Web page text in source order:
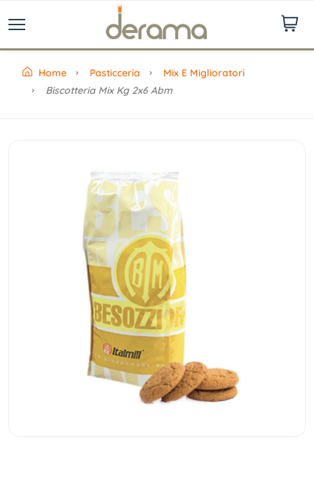
Home Pasticceria
Mix E Miglioratori
Biscotteria Mix Kg 2x6 Abm